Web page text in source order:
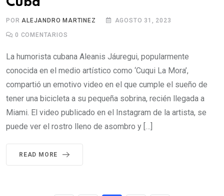
POR ALEJANDRO MARTINEZ AGOSTO 31, 2023
0 COMENTARIOS
La humorista cubana Aleanis Jáuregui, popularmente
conocida en el medio artístico como ‘Cuqui La Mora’,
compartió un emotivo video en el que cumple el sueño de
tener una bicicleta a su pequeña sobrina, recién llegada a
Miami. El video publicado en el Instagram de la artista, se
puede ver el rostro lleno de asombro y […]
READ MORE